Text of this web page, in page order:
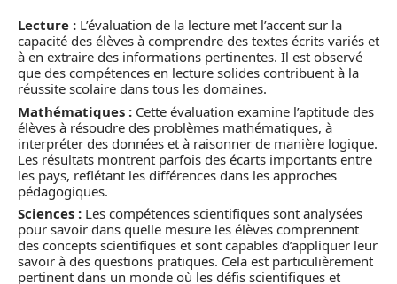
Lecture : L’évaluation de la lecture met l’accent sur la
capacité des élèves à comprendre des textes écrits variés et
à en extraire des informations pertinentes. Il est observé
que des compétences en lecture solides contribuent à la
réussite scolaire dans tous les domaines.
Mathématiques : Cette évaluation examine l’aptitude des
élèves à résoudre des problèmes mathématiques, à
interpréter des données et à raisonner de manière logique.
Les résultats montrent parfois des écarts importants entre
les pays, reflétant les différences dans les approches
pédagogiques.
Sciences : Les compétences scientifiques sont analysées
pour savoir dans quelle mesure les élèves comprennent
des concepts scientifiques et sont capables d’appliquer leur
savoir à des questions pratiques. Cela est particulièrement
pertinent dans un monde où les défis scientifiques et